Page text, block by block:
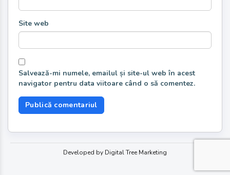
Site web
Salvează-mi numele, emailul și site-ul web în acest
navigator pentru data viitoare când o să comentez.
Developed by Digital Tree Marketing